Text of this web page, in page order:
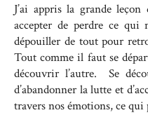
J’ai appris la grande
accepter de perdre ce qui
dépouiller de tout pour
Tout comme il faut se
découvrir l’autre. Se
d’abandonner la lutte et
travers nos émotions, ce qui